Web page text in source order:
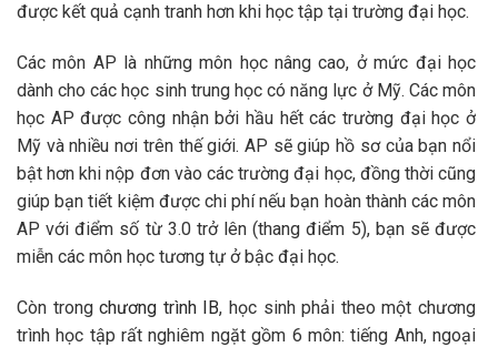
được kết quả cạnh tranh hơn khi học tập tại trường đại học.
Các môn AP là những môn học nâng cao, ở mức đại học
dành cho các học sinh trung học có năng lực ở Mỹ. Các môn
học AP được công nhận bởi hầu hết các trường đại học ở
Mỹ và nhiều nơi trên thế giới. AP sẽ giúp hồ sơ của bạn nổi
bật hơn khi nộp đơn vào các trường đại học, đồng thời cũng
giúp bạn tiết kiệm được chi phí nếu bạn hoàn thành các môn
AP với điểm số từ 3.0 trở lên (thang điểm 5), bạn sẽ được
miễn các môn học tương tự ở bậc đại học.
Còn trongchương trình IB, học sinh phải theo một chương
trình học tập rất nghiêm ngặt gồm 6 môn: tiếng Anh, ngoại